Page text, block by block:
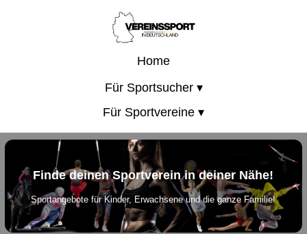
Home
Für Sportsucher ▾
Für Sportvereine ▾
Finde deinen Sportverein in deiner Nähe!
Sportangebote für Kinder, Erwachsene und die ganze Familie!